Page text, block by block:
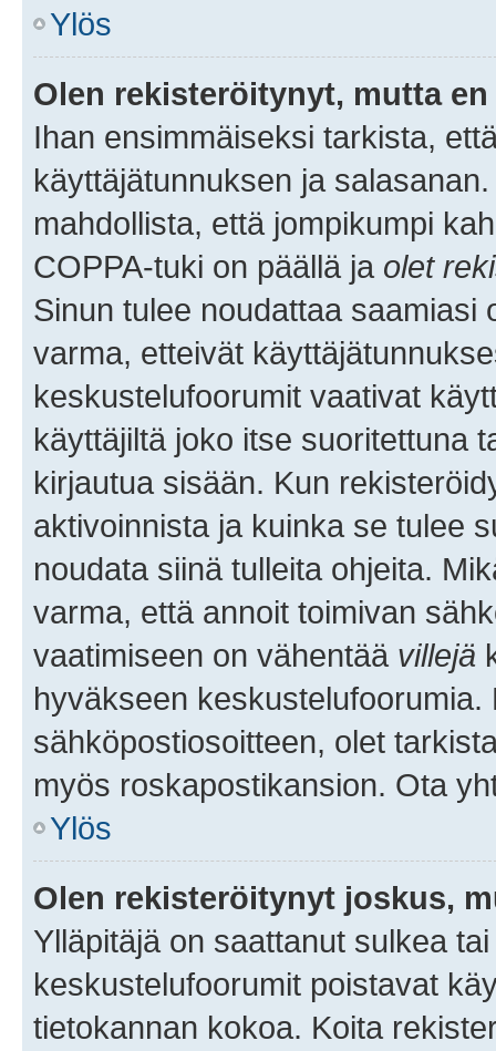
Ylös
Olen rekisteröitynyt, mutta
Ihan ensimmäiseksi tarkista,
käyttäjätunnuksen ja
mahdollista, että jompikumpi
COPPA-tuki on päällä ja olet
Sinun tulee noudattaa saamiasi
varma, etteivät
keskustelufoorumit vaativat
käyttäjiltä joko itse suoritettuna
kirjautua sisään. Kun
aktivoinnista ja kuinka se tulee
noudata siinä tulleita ohjeita.
varma, että annoit toimivan
vaatimiseen on vähentää villejä
hyväkseen
sähköpostiosoitteen, olet
myös roskapostikansion. Ota
Ylös
Olen rekisteröitynyt joskus,
Ylläpitäjä on saattanut sulkea
keskustelufoorumit poistavat
tietokannan kokoa. Koita